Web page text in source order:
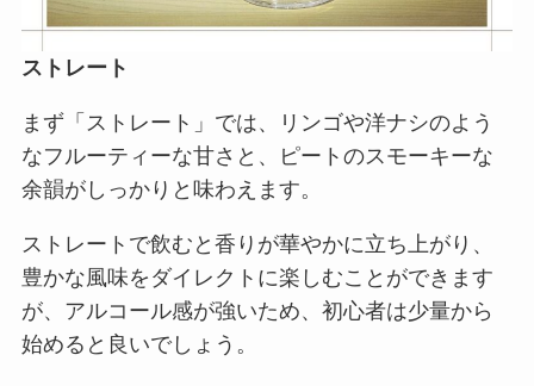
ストレート
まず「ストレート」では、リンゴや洋ナシのよう
なフルーティーな甘さと、ピートのスモーキーな
余韻がしっかりと味わえます。
ストレートで飲むと香りが華やかに立ち上がり、
豊かな風味をダイレクトに楽しむことができます
が、アルコール感が強いため、初心者は少量から
始めると良いでしょう。